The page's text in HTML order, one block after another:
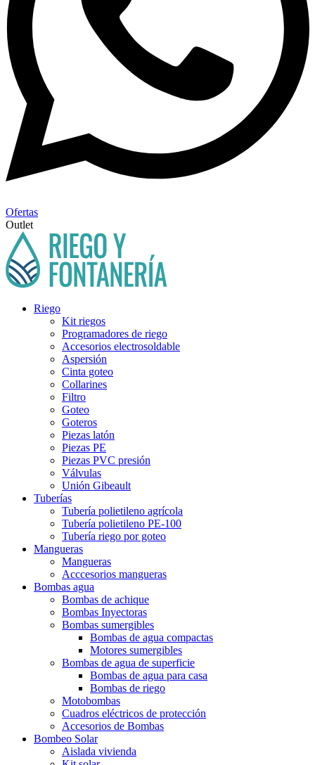
Ofertas
Outlet
Riego
Kit riegos
Programadores de riego
Accesorios electrosoldable
Aspersión
Cinta goteo
Collarines
Filtro
Goteo
Goteros
Piezas latón
Piezas PE
Piezas PVC presión
Válvulas
Unión Gibeault
Tuberías
Tubería polietileno agrícola
Tubería polietileno PE-100
Tubería riego por goteo
Mangueras
Mangueras
Acccesorios mangueras
Bombas agua
Bombas de achique
Bombas Inyectoras
Bombas sumergibles
Bombas de agua compactas
Motores sumergibles
Bombas de agua de superficie
Bombas de agua para casa
Bombas de riego
Motobombas
Cuadros eléctricos de protección
Accesorios de Bombas
Bombeo Solar
Aislada vivienda